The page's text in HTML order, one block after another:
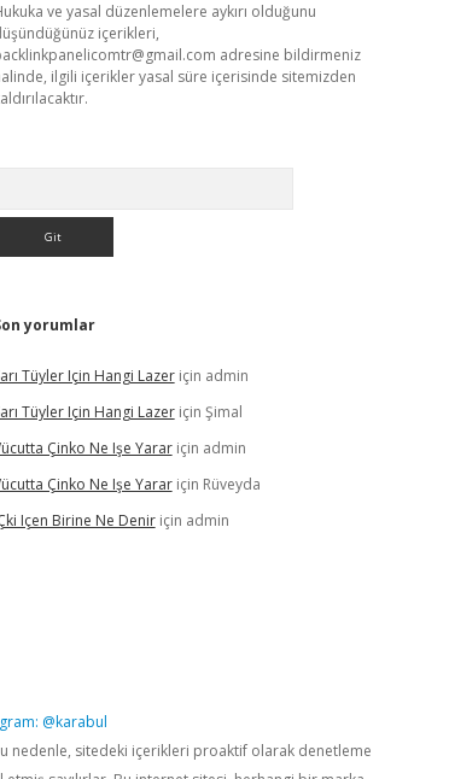
ve yasal düzenlemelere aykırı olduğunu
içerikleri,
adresine bildirmeniz
ilgili içerikler yasal süre içerisinde sitemizden
yorumlar
Tüyler Için Hangi Lazeriçin admin
Tüyler Için Hangi Lazeriçin Şimal
Çinko Ne Işe Yarariçin admin
Çinko Ne Işe Yarariçin Rüveyda
Içen Birine Ne Deniriçin admin
@karabul
nedenle, sitedeki içerikleri proaktif olarak denetleme